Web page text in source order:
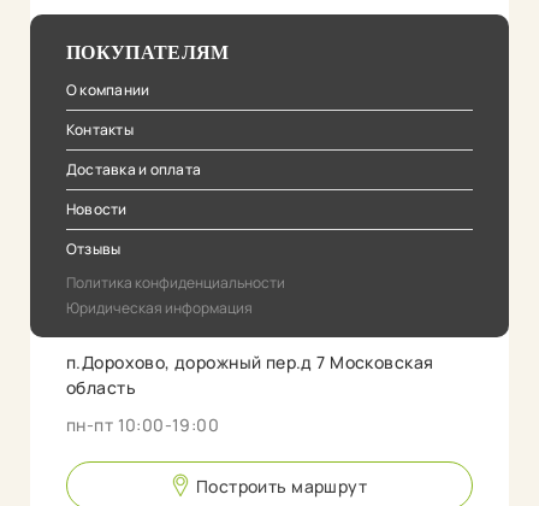
ПОКУПАТЕЛЯМ
О компании
Контакты
Доставка и оплата
Новости
Отзывы
Политика конфиденциальности
Юридическая информация
п.Дорохово, дорожный пер.д 7 Московская
область
пн-пт 10:00-19:00
Построить маршрут